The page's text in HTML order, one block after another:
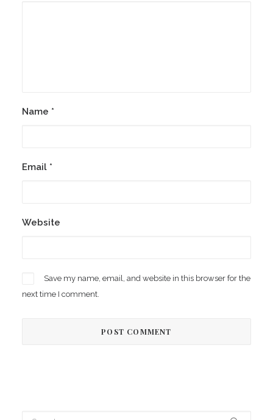
Name *
Email *
Website
Save my name, email, and website in this browser for the
next time I comment.